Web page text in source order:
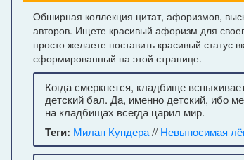
Обширная коллекция цитат, афоризмов,
авторов. Ищете красивый афоризм для
просто желаете поставить красивый статус
сформированный на этой странице.
Когда смеркнется, кладбище
детский бал. Да, именно детский, ибо
на кладбищах всегда царил мир.
Теги: Милан Кундера// Невыносимая